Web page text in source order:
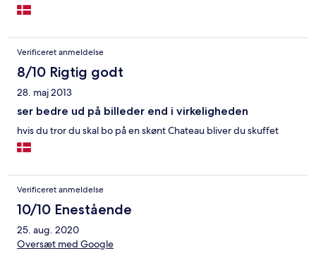
Verificeret anmeldelse
8/10 Rigtig godt
28. maj 2013
ser bedre ud på billeder end i virkeligheden
hvis du tror du skal bo på en skønt Chateau bliver du skuffet
Verificeret anmeldelse
10/10 Enestående
25. aug. 2020
Oversæt med Google